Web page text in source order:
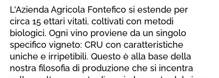
L'Azienda Agricola Fontefico si estende per
circa 15 ettari vitati, coltivati con metodi
biologici. Ogni vino proviene da un singolo
specifico vigneto: CRU con caratteristiche
uniche e irripetibili. Questo è alla base della
nostra filosofia di produzione che si incentra